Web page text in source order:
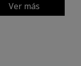
Ver más